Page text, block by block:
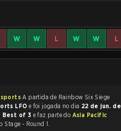
W W L W W L
A partida de Rainbow Six Siege
LFO e foi jogada no dia 22 de jun. de
Best of 3 e faz parte do Asia Pacific
Stage - Round 1.